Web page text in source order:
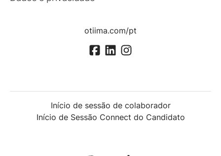
otiima.com/pt
Início de sessão de colaborador
Início de Sessão Connect do Candidato